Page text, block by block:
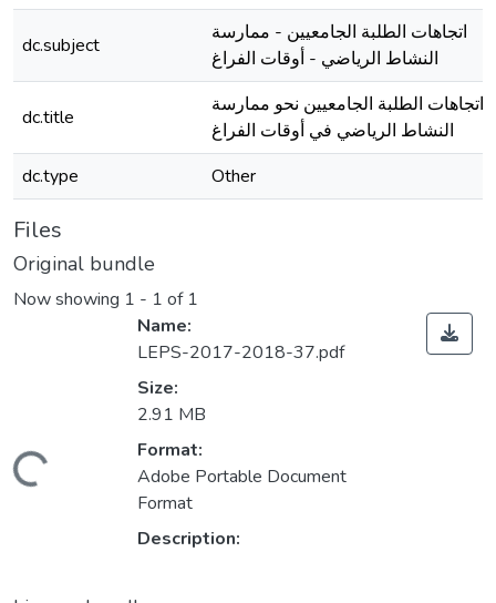
dc.subject
اتجاهات الطلبة الجامعيين - ممارسة
النشاط الرياضي - أوقات الفراغ
dc.title
اتجاهات الطلبة الجامعيين نحو ممارسة
النشاط الرياضي في أوقات الفراغ
dc.type
Other
Files
Original bundle
Now showing 1 - 1 of 1
Name:
LEPS-2017-2018-37.pdf
Size:
2.91 MB
Format:
Adobe Portable Document
Format
Description: